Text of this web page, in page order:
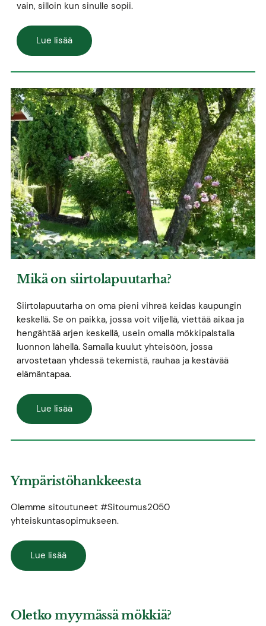
vain, silloin kun sinulle sopii.
Lue lisää
Mikä on siirtolapuutarha?
Siirtolapuutarha on oma pieni vihreä keidas kaupungin
keskellä. Se on paikka, jossa voit viljellä, viettää aikaa ja
hengähtää arjen keskellä, usein omalla mökkipalstalla
luonnon lähellä. Samalla kuulut yhteisöön, jossa
arvostetaan yhdessä tekemistä, rauhaa ja kestävää
elämäntapaa.
Lue lisää
Ympäristöhankkeesta
Olemme sitoutuneet #Sitoumus2050
yhteiskuntasopimukseen.
Lue lisää
Oletko myymässä mökkiä?